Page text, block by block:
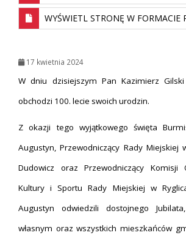
WYŚWIETL STRONĘ W FORMACIE
17 kwietnia 2024
W dniu dzisiejszym Pan Kazimierz
obchodzi 100. lecie swoich urodzin.
Z okazji tego wyjątkowego święta
Augustyn, Przewodniczący Rady Miejskiej
Dudowicz oraz Przewodniczący Komisji
Kultury i Sportu Rady Miejskiej w
Augustyn odwiedzili dostojnego
własnym oraz wszystkich mieszkańców